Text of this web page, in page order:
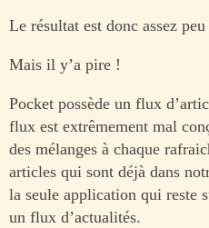
Le résultat est donc assez
Mais il y’a pire !
Pocket possède un flux
flux est extrêmement mal
des mélanges à chaque
articles qui sont déjà dans
la seule application qui reste
un flux d’actualités.